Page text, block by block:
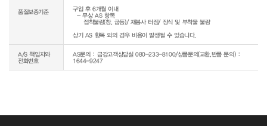
품질보증기준
구입 후 6개월 이내
  - 무상 AS 항목
상기 AS 항목 외의 경우 비용이 발생될 수 있습니다.
A/S 책임자와
전화번호
AS문의 : 금강고객상담실 080-233-8100/상품문의(교환,반품 문의) :
1644-9247